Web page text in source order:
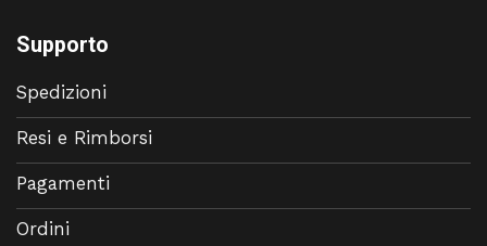
Supporto
Spedizioni
Resi e Rimborsi
Pagamenti
Ordini